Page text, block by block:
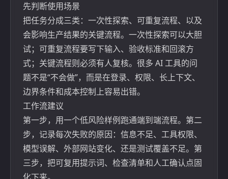
先判断使用场景
把任务分成三类：一次性探索、可重复流程、以及
会影响生产结果的关键流程。一次性探索可以大胆
试；可重复流程要写下输入、验收标准和回滚方
式；关键流程则必须有人复核。很多 AI 工具的问
题不是“不会做”，而是在登录、权限、长上下文、
边界条件和成本控制上容易出错。
工作流建议
第一步，用一个低风险样例跑通端到端流程。第二
步，记录每次失败的原因：信息不足、工具权限、
模型误解、外部网站变化、还是测试覆盖不足。第
三步，把可复用提示词、检查清单和人工确认点固